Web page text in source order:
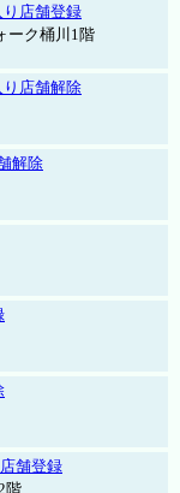
り店舗登録
ーク桶川1階
り店舗解除
解除
舗登録
階